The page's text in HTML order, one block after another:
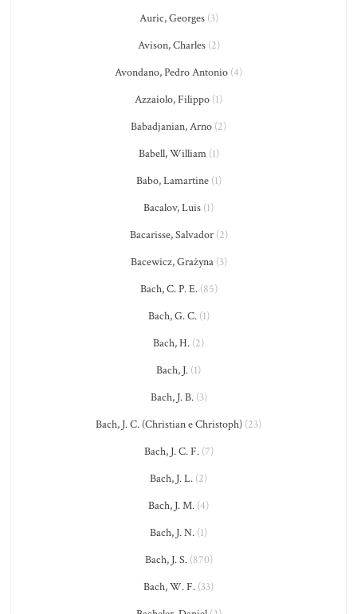
Auric, Georges(3)
Avison, Charles(2)
Avondano, Pedro Antonio (4)
Azzaiolo, Filippo (1)
Babadjanian, Arno (2)
Babell, William(1)
Babo, Lamartine(1)
Bacalov, Luis (1)
Bacarisse, Salvador(2)
Bacewicz, Grażyna(3)
Bach, C. P. E.(85)
Bach, G. C.(1)
Bach, H. (2)
Bach, J. (1)
Bach, J. B.(3)
Bach, J. C. (Christian e Christoph) (23)
Bach, J. C. F.(7)
Bach, J. L. (2)
Bach, J. M. (4)
Bach, J. N. (1)
Bach, J. S.(870)
Bach, W. F. (33)